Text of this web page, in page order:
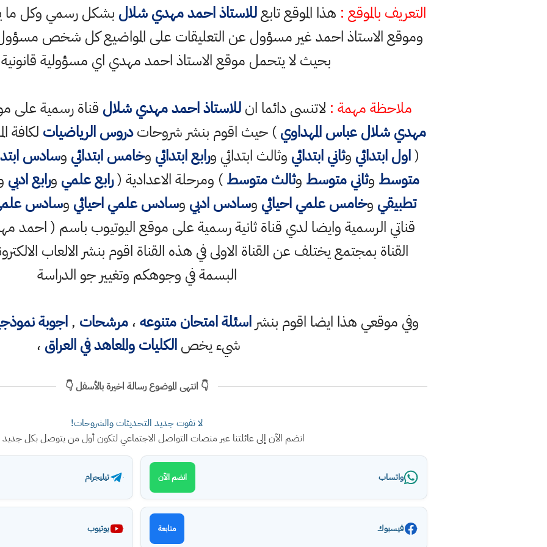
التعريف بالموقع : هذا الموقع تابعللاستاذ احمد مهدي شلال بشكل رسمي وكل ما
وموقع الاستاذ احمد غير مسؤول عن التعليقات على المواضيع كل شخص مسؤول
بحيث لا يتحمل موقع الاستاذ احمد مهدي اي مسؤولية
ملاحظة مهمة : لاتنسى دائما انللاستاذ احمد مهدي شلال قناة رسمية على
مهدي شلال عباس المهداوي) حيث اقوم بنشر شروحاتدروس الرياضيات لكافة
(اول ابتدائي وثاني ابتدائي وثالث ابتدائي ورابع ابتدائي وخامس ابتدائي وسادس
متوسط وثاني متوسط وثالث متوسط) ومرحلة الاعدادية (رابع علمي ورابع ادبي
تطبيقي وخامس علمي احيائي وسادس ادبي وسادس علمي احيائي وسادس
القناة بمجتمع يختلف عن القناة الاولى في هذه القناة اقوم بنشر الالعاب
البسمة في وجوهكم وتغيير جو الدراسة
وفي موقعي هذا ايضا اقوم بنشراسئلة امتحان متنوعه،مرشحات ,اجوبة
شيء يخصالكليات والمعاهد في العراق ،
👇 انتهى الموضوع رسالة اخيرة بالأسفل 👇
لا تفوت جديد التحديثات والشروحات!
انضم الآن إلى عائلتنا عبر منصات التواصل الاجتماعي لتكون أول من يتوصل بكل
واتساب انضم الآن تيليجرام
فيسبوك متابعة يوتيوب